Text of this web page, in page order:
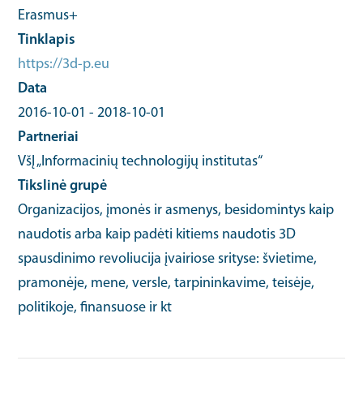
Erasmus+
Tinklapis
https://3d-p.eu
Data
2016-10-01 -2018-10-01
Partneriai
VšĮ „Informacinių technologijų institutas“
Tikslinė grupė
Organizacijos, įmonės ir asmenys, besidomintys kaip
naudotis arba kaip padėti kitiems naudotis 3D
spausdinimo revoliucija įvairiose srityse: švietime,
pramonėje, mene, versle, tarpininkavime, teisėje,
politikoje, finansuose ir kt